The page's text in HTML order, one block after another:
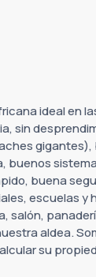
ideal en
sin
gigantes),
buenos
buena
escuelas y
salón,
aldea.
su